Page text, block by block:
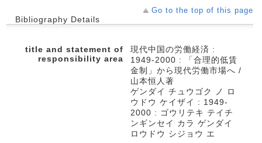
Go to the top of this page
Bibliography Details
title and statement of
responsibility area
現代中国の労働経済 :
1949-2000 : 「合理的低賃
金制」から現代労働市場へ /
山本恒人著
ゲンダイ チュウゴク ノ ロ
ウドウ ケイザイ : 1949-
2000 : ゴウリテキ テイチ
ンギンセイ カラ ゲンダイ
ロウドウ シジョウ エ